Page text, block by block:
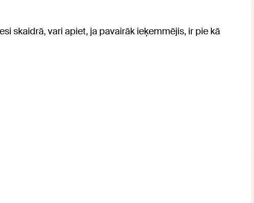
skaidrā, vari apiet, ja pavairāk ieķemmējis, ir pie kā